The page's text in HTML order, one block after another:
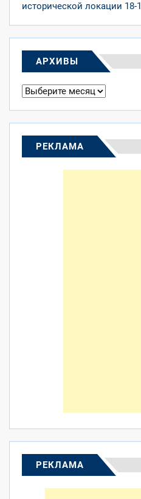
исторической локации 18-
АРХИВЫ
Архивы
РЕКЛАМА
РЕКЛАМА